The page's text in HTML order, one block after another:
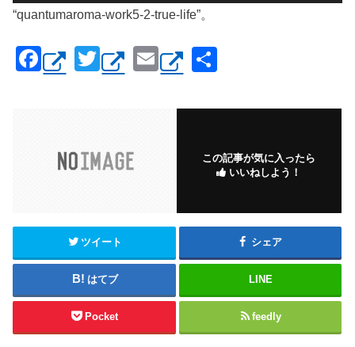
プ
ー
ヤ
“quantumaroma-work5-2-true-life”。
F
a
k
T
wi
E
m
ail
この記事が気に入ったら
いいねしよう！
ツイート シェア
はてブ LINE
Pocket feedly